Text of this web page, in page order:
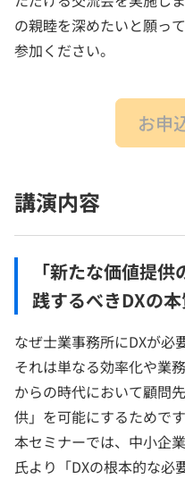
の親睦を深めたいと願っ
参加ください。
お申
講演内容
「新たな価値提
践するべきDXの本
なぜ士業事務所にDXが必
それは単なる効率化や業
からの時代において顧問
供」を可能にするためです
本セミナーでは、中小企
氏より「DXの根本的な必